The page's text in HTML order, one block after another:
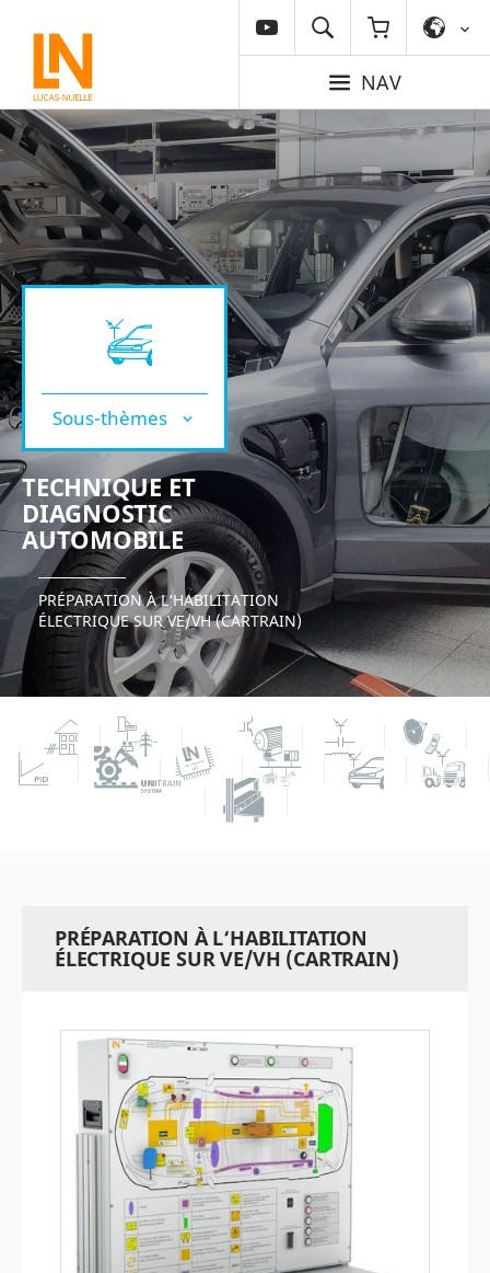
NAV
Sous-thèmes
TECHNIQUE ET
DIAGNOSTIC
AUTOMOBILE
PRÉPARATION À L‘HABILITATION
ÉLECTRIQUE SUR VE/VH (CARTRAIN)
PRÉPARATION À L‘HABILITATION
ÉLECTRIQUE SUR VE/VH (CARTRAIN)